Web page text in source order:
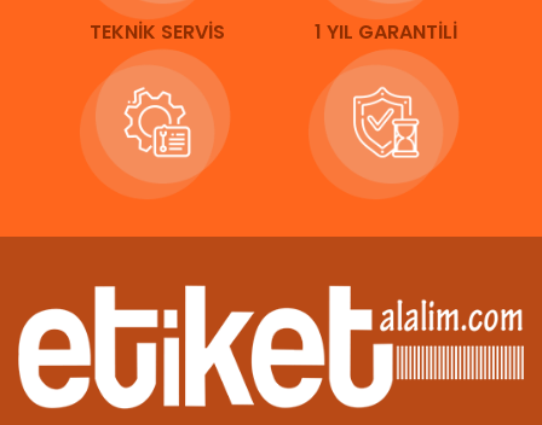
TEKNİK SERVİS 1 YIL GARANTİLİ